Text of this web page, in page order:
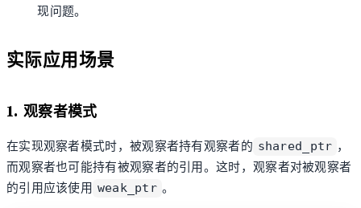
现问题。
实际应用场景
1. 观察者模式
在实现观察者模式时，被观察者持有观察者的 shared_ptr ，
而观察者也可能持有被观察者的引用。这时，观察者对被观察者
的引用应该使用 weak_ptr 。